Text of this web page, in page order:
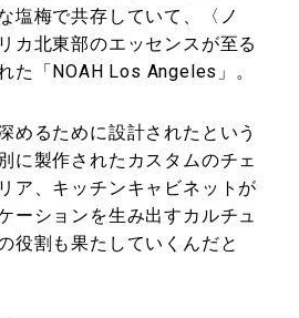
塩梅で共存していて、〈ノ
カ北東部のエッセンスが至る
た「NOAH Los Angeles」。
めるために設計されたという
に製作されたカスタムのチェ
ア、キッチンキャビネットが
ーションを生み出すカルチュ
役割も果たしていくんだと